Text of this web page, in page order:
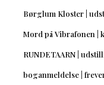
Børglum Kloster |
Mord på Vibrafonen |
RUNDETAARN |
boganmeldelse |